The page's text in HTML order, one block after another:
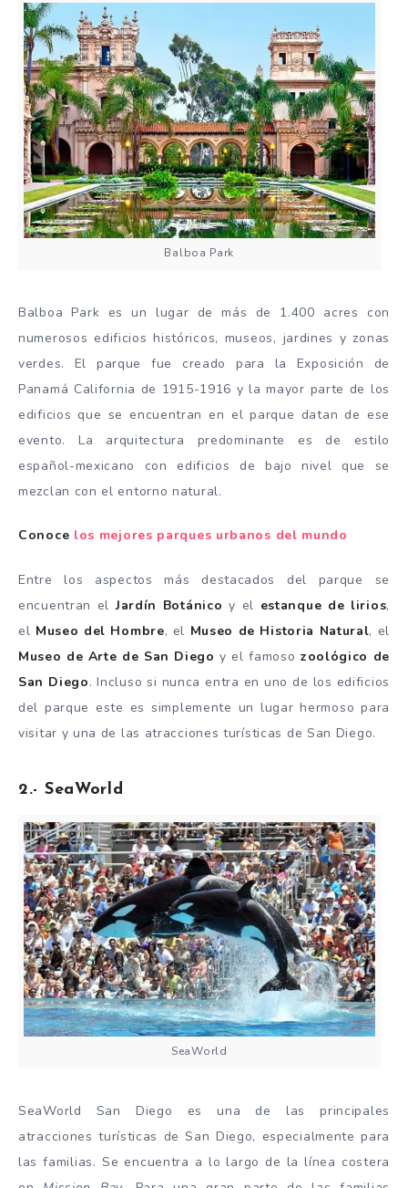
Balboa Park
Balboa Park es un lugar de más de 1.400 acres con
numerosos edificios históricos, museos, jardines y zonas
verdes. El parque fue creado para la Exposición de
Panamá California de 1915-1916 y la mayor parte de los
edificios que se encuentran en el parque datan de ese
evento. La arquitectura predominante es de estilo
español-mexicano con edificios de bajo nivel que se
mezclan con el entorno natural.
Conoce los mejores parques urbanos del mundo
Entre los aspectos más destacados del parque se
encuentran elJardín Botánico y el estanque de lirios,
el Museo del Hombre, el Museo de Historia Natural, el
Museo de Arte de San Diego y el famoso zoológico de
San Diego. Incluso si nunca entra en uno de los edificios
del parque este es simplemente un lugar hermoso para
visitar y una de las atracciones turísticas de San Diego.
2.- SeaWorld
SeaWorld
SeaWorld San Diego es una de las principales
atracciones turísticas de San Diego, especialmente para
las familias. Se encuentra a lo largo de la línea costera